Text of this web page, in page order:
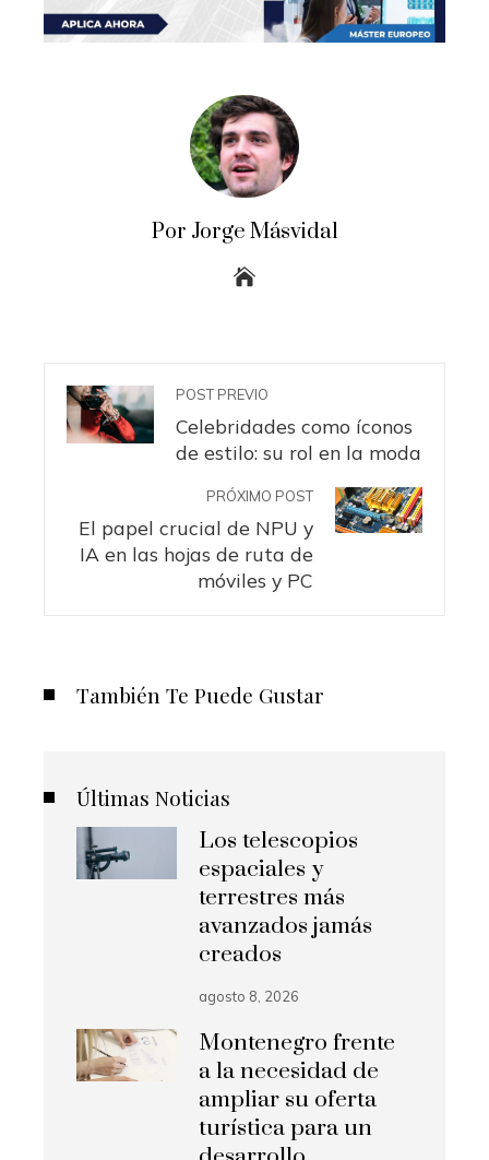
Por Jorge Másvidal
POST PREVIO
Celebridades como íconos
de estilo: su rol en la moda
PRÓXIMO POST
El papel crucial de NPU y
IA en las hojas de ruta de
móviles y PC
También Te Puede Gustar
Últimas Noticias
Los telescopios
espaciales y
terrestres más
avanzados jamás
creados
agosto 8, 2026
Montenegro frente
a la necesidad de
ampliar su oferta
turística para un